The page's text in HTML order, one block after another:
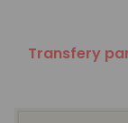
Transfery